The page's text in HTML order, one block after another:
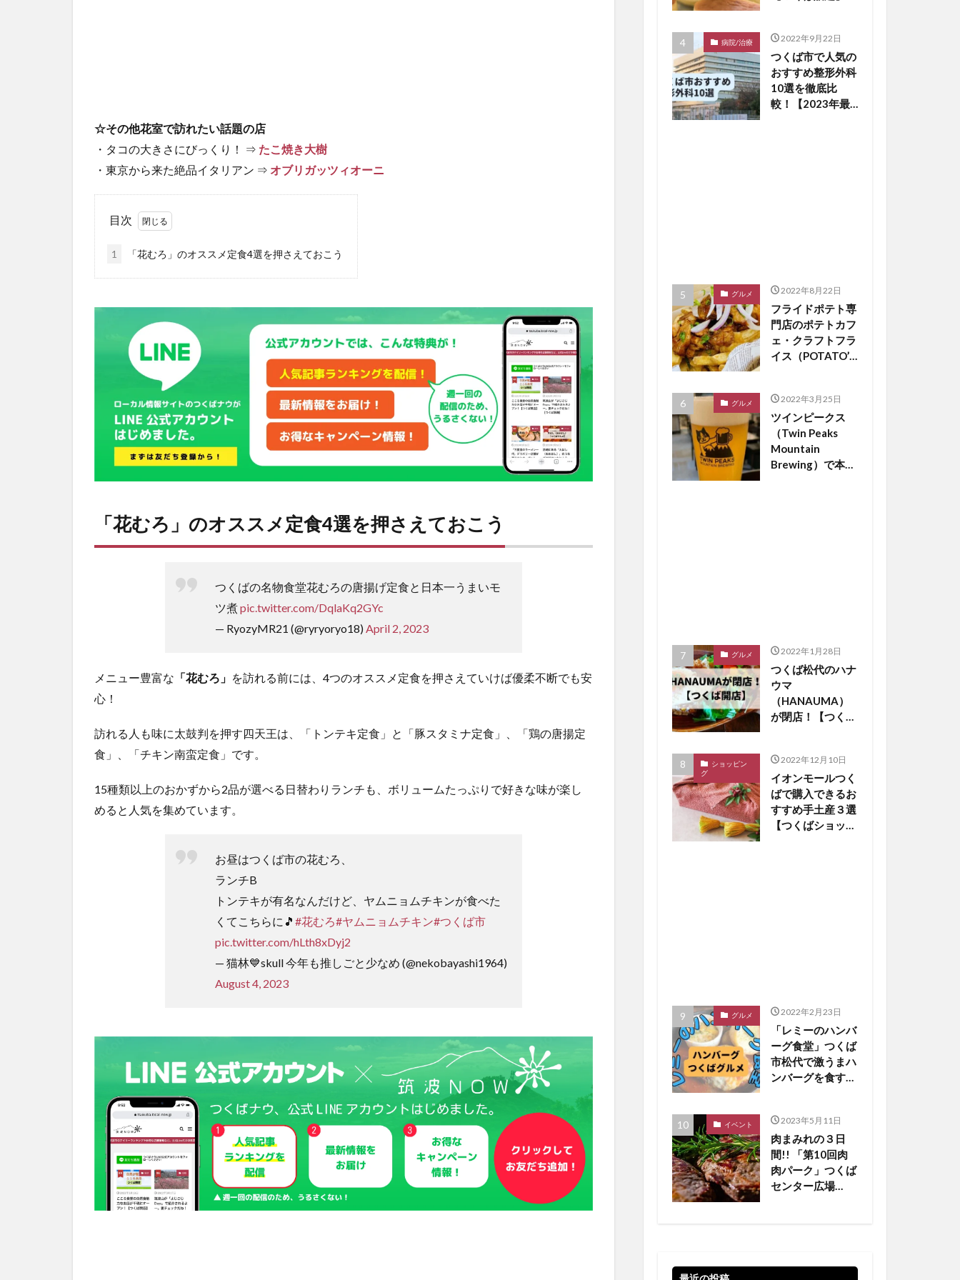
☆その他花室で訪れたい話題の店
・タコの大きさにびっくり！ ⇒ たこ焼き大樹
・東京から来た絶品イタリアン ⇒ オブリガッツィオーニ
目次
1 「花むろ」のオススメ定食4選を押さえておこう
「花むろ」のオススメ定食4選を押さえておこう
つくばの名物食堂花むろの唐揚げ定食と日本一うまいモ
ツ煮pic.twitter.com/DqlaKq2GYc
— RyozyMR21 (@ryryoryo18) April 2, 2023
メニュー豊富な 「花むろ」 を訪れる前には、4つのオススメ定食を押さえていけば優柔不断でも安
心！
訪れる人も味に太鼓判を押す四天王は、「トンテキ定食」と「豚スタミナ定食」、「鶏の唐揚定
食」、「チキン南蛮定食」です。
15種類以上のおかずから2品が選べる日替わりランチも、ボリュームたっぷりで好きな味が楽し
めると人気を集めています。
お昼はつくば市の花むろ、
ランチB
トンテキが有名なんだけど、ヤムニョムチキンが食べた
くてこちらに🎵 #花むろ#ヤムニョムチキン#つくば市
pic.twitter.com/hLth8xDyj2
— 猫林💙skull 今年も推しごと少なめ (@nekobayashi1964)
August 4, 2023
病院/治療 2022年9月22日
つくば市で人気の
おすすめ整形外科
10選を徹底比
較！【2023年最
グルメ 2022年8月22日
フライドポテト専
門店のポテトカフ
ェ・クラフトフラ
イス（POTATO’S
くば市松代にオー
プン【つくば開
店】
グルメ 2022年3月25日
ツインピークス
（Twin Peaks
Mountain
Brewing）で本場
グルメ 2022年1月28日
つくば松代のハナ
ウマ
（HANAUMA）
が閉店！【つくば
ショッピン
グ
2022年12月10日
イオンモールつく
ばで購入できるお
すすめ手土産３選
【つくばショッピ
グルメ 2022年2月23日
「レミーのハンバ
ーグ食堂」つくば
市松代で激うまハ
ンバーグを食す
イベント 2023年5月11日
肉まみれの３日
間!! 「第10回肉
肉パーク」つくば
センター広場